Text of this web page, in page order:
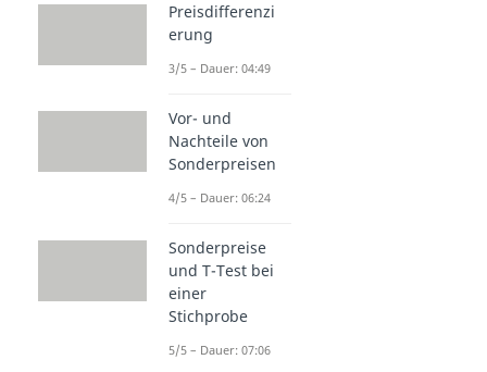
Preisdifferenzi
erung
3/5 – Dauer: 04:49
Vor- und
Nachteile von
Sonderpreisen
4/5 – Dauer: 06:24
Sonderpreise
und T-Test bei
einer
Stichprobe
5/5 – Dauer: 07:06